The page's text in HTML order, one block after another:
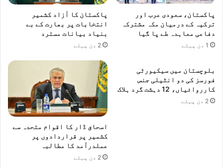
پاکستان، سعودی عرب اور
ترکیہ کے درمیان مکہ مشترکہ
دفاعی معاہدہ طے پا گیا
1 دن پہلے
پاکستان کا آزاد کشمیر
انتخابات پر بھارت کے بے
بنیاد بیانات مسترد
2 دن پہلے
بلوچستان میں سیکیورٹی
فورسز کی دو انٹیلی جنس
کارروائیاں، 12 دہشت گرد ہلاک
2 دن پہلے
اسحاق ڈار کا اقوام متحدہ سے
کشمیر پر قراردادوں پر
عملدرآمد کا مطالبہ
2 دن پہلے